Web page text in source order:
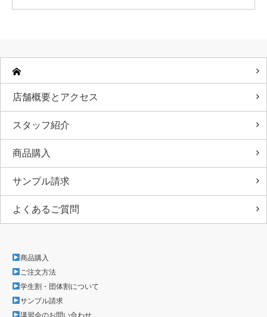
店舗概要とアクセス
スタッフ紹介
商品購入
サンプル請求
よくあるご質問
商品購入
ご注文方法
学生割・団体割について
サンプル請求
講習会のお問い合わせ